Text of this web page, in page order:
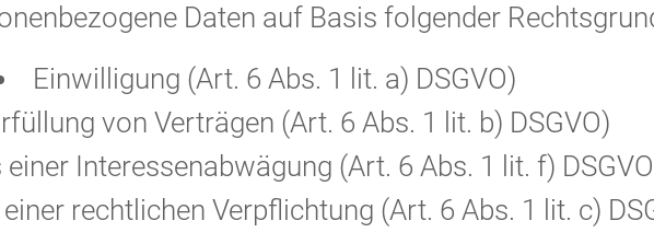
Daten auf Basis folgender
Einwilligung (Art. 6 Abs. 1 lit. a) DSGVO)
von Verträgen (Art. 6 Abs. 1 lit. b) DSGVO)
Interessenabwägung (Art. 6 Abs. 1 lit. f)
rechtlichen Verpflichtung (Art. 6 Abs. 1 lit. c)